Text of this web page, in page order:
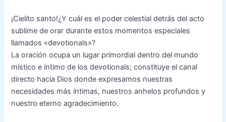
¡Cielito santo!¿Y cuál es el poder celestial detrás del acto
sublime de orar durante estos momentos especiales
llamados «devotionals»?
La oración ocupa un lugar primordial dentro del mundo
místico e íntimo de los devotionals; constituye el canal
directo hacia Dios donde expresamos nuestras
necesidades más íntimas, nuestros anhelos profundos y
nuestro eterno agradecimiento.